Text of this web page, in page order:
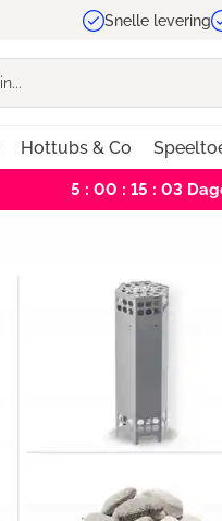
Snelle levering
Hottubs & Co
5 : 00 : 15 : 02